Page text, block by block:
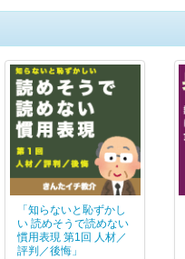
「知らないと恥ずかし
い 読めそうで読めない
慣用表現 第1回 人材／
評判／後悔」